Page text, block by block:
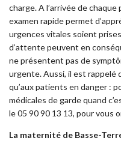
charge. A l’arrivée de
examen rapide permet
urgences vitales soient
d’attente peuvent en
ne présentent pas de
urgente. Aussi, il est rappelé
qu’aux patients en danger :
médicales de garde quand
le 05 90 90 13 13, pour vous
La maternité de Basse-